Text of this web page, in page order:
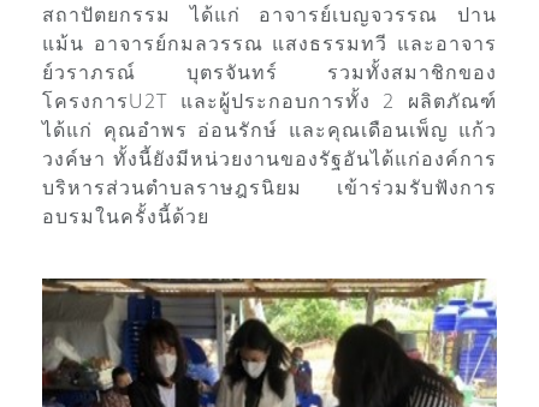
สถาปัตยกรรม ได้แก่ อาจารย์เบญจวรรณ ปาน
แม้น อาจารย์กมลวรรณ แสงธรรมทวี และอาจาร
ย์วราภรณ์ บุตรจันทร์ รวมทั้งสมาชิกของ
โครงการU2T และผู้ประกอบการทั้ง 2 ผลิตภัณฑ์
ได้แก่ คุณอำพร อ่อนรักษ์ และคุณเดือนเพ็ญ แก้ว
วงค์ษา ทั้งนี้ยังมีหน่วยงานของรัฐอันได้แก่องค์การ
บริหารส่วนตำบลราษฎรนิยม เข้าร่วมรับฟังการ
อบรมในครั้งนี้ด้วย